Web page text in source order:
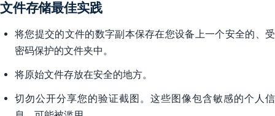
文件存储最佳实践
将您提交的文件的数字副本保存在您设备上一个安全的、受
密码保护的文件夹中。
将原始文件存放在安全的地方。
切勿公开分享您的验证截图。这些图像包含敏感的个人信